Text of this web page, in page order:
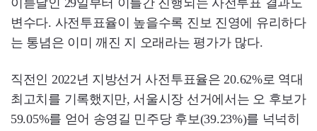
이튿날인 29일부터 이틀간 진행되는 사전투표 결과도
변수다. 사전투표율이 높을수록 진보 진영에 유리하다
는 통념은 이미 깨진 지 오래라는 평가가 많다.
직전인 2022년 지방선거 사전투표율은 20.62%로 역대
최고치를 기록했지만, 서울시장 선거에서는 오 후보가
59.05%를 얻어 송영길 민주당 후보(39.23%)를 넉넉히